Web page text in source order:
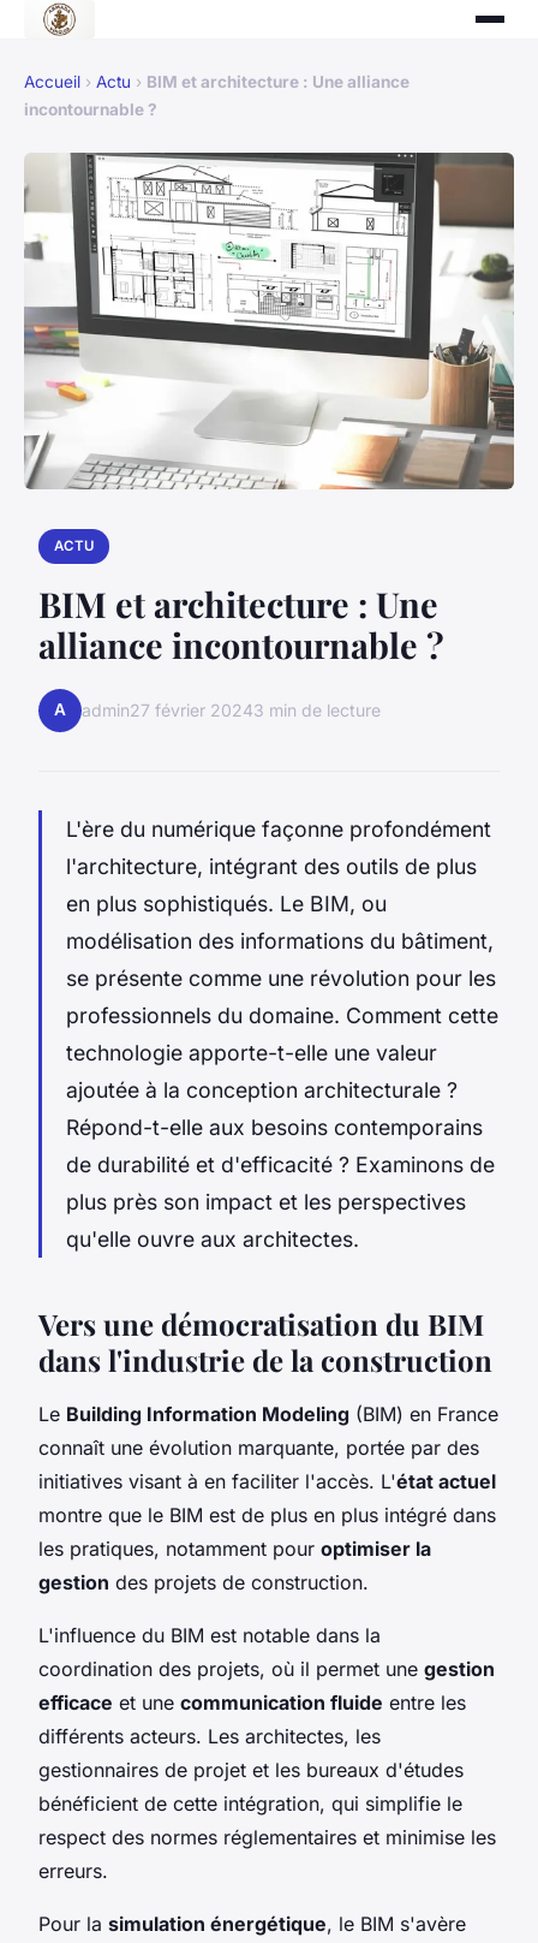
Accueil › Actu › BIM et architecture : Une alliance
incontournable ?
ACTU
BIM et architecture : Une
alliance incontournable ?
A admin27 février 20243 min de lecture
L'ère du numérique façonne profondément
l'architecture, intégrant des outils de plus
en plus sophistiqués. Le BIM, ou
modélisation des informations du bâtiment,
se présente comme une révolution pour les
professionnels du domaine. Comment cette
technologie apporte-t-elle une valeur
ajoutée à la conception architecturale ?
Répond-t-elle aux besoins contemporains
de durabilité et d'efficacité ? Examinons de
plus près son impact et les perspectives
qu'elle ouvre aux architectes.
Vers une démocratisation du BIM
dans l'industrie de la construction
Le Building Information Modeling (BIM) en France
connaît une évolution marquante, portée par des
initiatives visant à en faciliter l'accès. L'état actuel
montre que le BIM est de plus en plus intégré dans
les pratiques, notamment pour optimiser la
gestion des projets de construction.
L'influence du BIM est notable dans la
coordination des projets, où il permet une gestion
efficace et une communication fluide entre les
différents acteurs. Les architectes, les
gestionnaires de projet et les bureaux d'études
bénéficient de cette intégration, qui simplifie le
respect des normes réglementaires et minimise les
erreurs.
Pour la simulation énergétique, le BIM s'avère